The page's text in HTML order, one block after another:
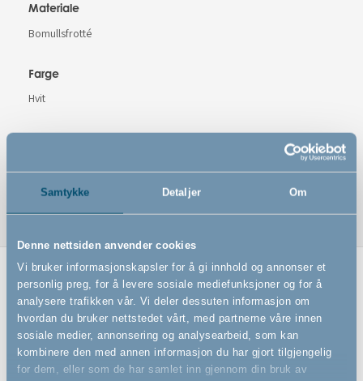
Samtykke Detaljer Om
Denne nettsiden anvender cookies
Vi bruker informasjonskapsler for å gi innhold og annonser et
personlig preg, for å levere sosiale mediefunksjoner og for å
analysere trafikken vår. Vi deler dessuten informasjon om
hvordan du bruker nettstedet vårt, med partnerne våre innen
sosiale medier, annonsering og analysearbeid, som kan
kombinere den med annen informasjon du har gjort tilgjengelig
for dem, eller som de har samlet inn gjennom din bruk av
Materiale
Bomullsfrotté
Farge
Hvit
Relaterte produkter